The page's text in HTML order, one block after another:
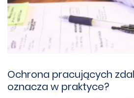
Ochrona pracujących
oznacza w praktyce?